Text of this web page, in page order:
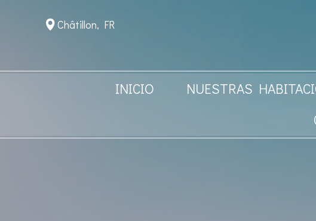
Châtillon, FR
INICIO NUESTRAS